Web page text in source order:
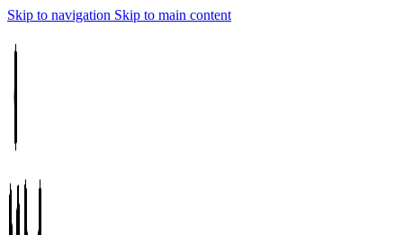
Skip to navigation Skip to main content